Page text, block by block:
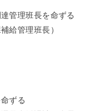
管理班長を命ずる
給管理班長）
ずる